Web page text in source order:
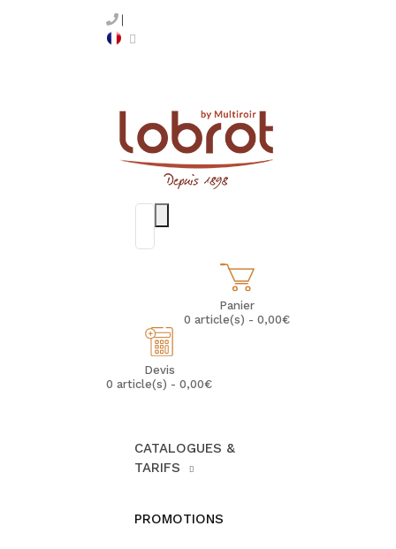
Panier
0 article(s) - 0,00€
Devis
0 article(s) - 0,00€
CATALOGUES &
TARIFS
PROMOTIONS